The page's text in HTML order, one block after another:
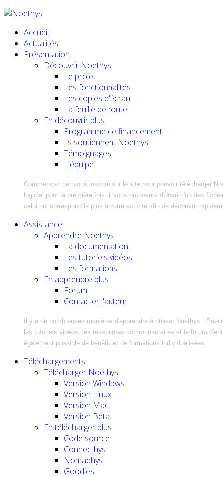
Accueil
Actualités
Présentation
Découvrir Noethys
Le projet
Les fonctionnalités
Les copies d'écran
La feuille de route
En découvrir plus
Programme de financement
Ils soutiennent Noethys
Témoignages
L'équipe
Commencez par vous inscrire sur le site pour pouvoir télécharger
logiciel pour la première fois, il vous proposera d'ouvrir l'un des
celui qui correspond le plus à votre activité afin de découvrir
Assistance
Apprendre Noethys
La documentation
Les tutoriels vidéos
Les formations
En apprendre plus
Forum
Contacter l'auteur
Il y a de nombreuses manières d'apprendre à utiliser Noethys :
les tutoriels vidéos, les ressources communautaires et le forum
également possible de bénéficier de formations individualisées.
Téléchargements
Télécharger Noethys
Version Windows
Version Linux
Version Mac
Version Beta
En télécharger plus
Code source
Connecthys
Nomadhys
Goodies